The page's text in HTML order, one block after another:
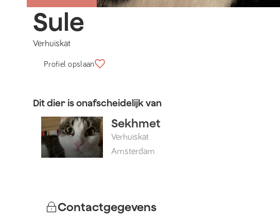
Sule
Verhuiskat
Profiel opslaan
Dit dier is onafscheidelijk van
Sekhmet
Verhuiskat
Amsterdam
Contactgegevens